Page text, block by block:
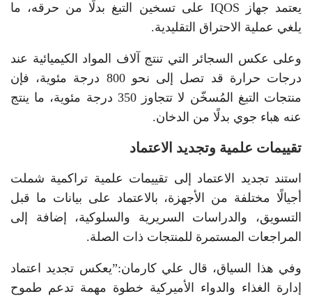
يعتمد جهاز IQOS على تسخين التبغ بدلًا من حرقه، ما
يلغي عملية الاحتراق التقليدية.
وعلى عكس السجائر التي تنتج آلاف المواد الكيميائية عند
درجات حرارة قد تصل إلى نحو 800 درجة مئوية، فإن
منتجات التبغ المُسخّن لا تتجاوز 350 درجة مئوية، ما ينتج
عنه هباء جوي بدلًا من الدخان.
تقييمات علمية وتجديد الاعتماد
استند تجديد الاعتماد إلى تقييمات علمية تراكمية شملت
أجيالًا مختلفة من الأجهزة، بالاعتماد على بيانات ما قبل
التسويق، والدراسات السريرية والسلوكية، إضافة إلى
المراجعات المستمرة للمنتجات ذات الصلة.
وفي هذا السياق، قال علي كارمان:”يعكس تجديد اعتماد
إدارة الغذاء والدواء الأميركية خطوة مهمة تدعم طموح